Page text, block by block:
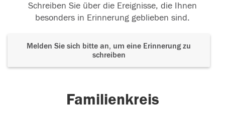
Schreiben Sie über die Ereignisse, die Ihnen
besonders in Erinnerung geblieben sind.
Melden Sie sich bitte an, um eine Erinnerung zu
schreiben
Familienkreis